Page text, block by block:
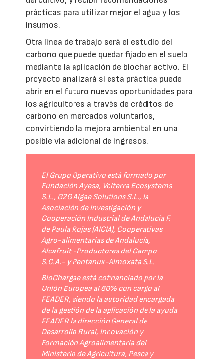
prácticas para utilizar mejor el agua y los
insumos.
Otra línea de trabajo será el estudio del
carbono que puede quedar fijado en el suelo
mediante la aplicación de biochar activo. El
proyecto analizará si esta práctica puede
abrir en el futuro nuevas oportunidades para
los agricultores a través de créditos de
carbono en mercados voluntarios,
convirtiendo la mejora ambiental en una
posible vía adicional de ingresos.
El Grupo Operativo está formado por
Fundación Ayesa, Volterra Ecosystems
S.L., G2G Algae Solutions S.L., la
Asociación de Investigación y
Cooperación Industrial de Andalucía F.
de Paula Rojas (AICIA), Cooperativas
Agro-alimentarias de Andalucía,
Alcafruit -Productores del Campo
S.C.A.- y Pentanux-Almoxata S.L.
BioChargae está cofinanciado por la
Unión Europea al 80% con cargo al
FEADER, siendo la autoridad encargada
de la gestión de la aplicación de la ayuda
FEADER la dirección General de
Desarrollo Rural, Innovación y
Formación Agroalimentaria del
Ministerio de Agricultura, Pesca y